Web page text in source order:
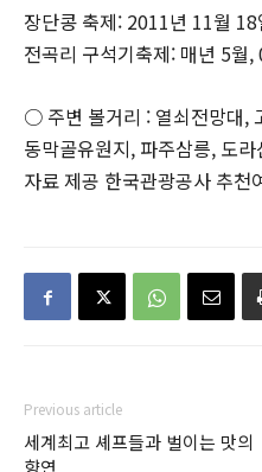
장단콩 축제: 2011년 11월
전곡리 구석기축제: 매년 5월
○ 주변 볼거리 : 열쇠전망대,
동막골유원지, 파주삼릉, 도라
자료 제공 한국관광공사 추천
Previous article
세계최고 셰프들과 벌이는 맛의
향연